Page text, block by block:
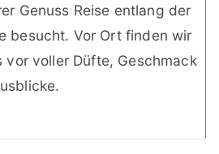
Genuss Reise entlang der
besucht. Vor Ort finden wir
vor voller Düfte, Geschmack